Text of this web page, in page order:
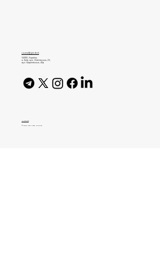
journal@gen.tech
04080, Україна,
м. Київ, вул. Оленівська, 23,​
вул. Кирилівська, 40р
AI Policy
© 2026 High Bar Journal